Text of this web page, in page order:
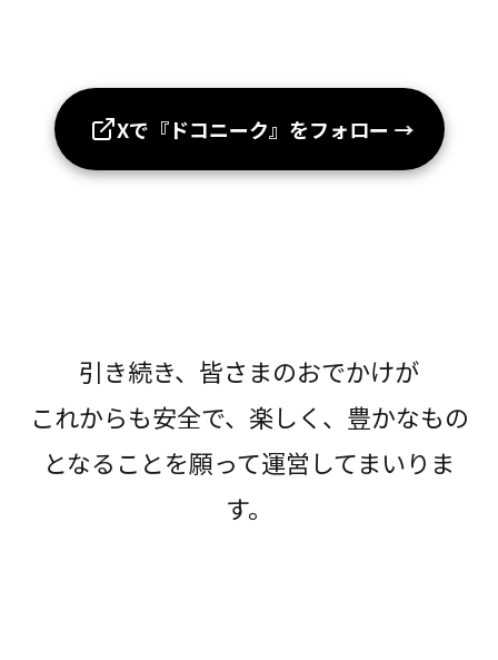
Xで『ドコニーク』をフォロー →
引き続き、皆さまのおでかけが
これからも安全で、楽しく、豊かなもの
となることを願って運営してまいりま
す。